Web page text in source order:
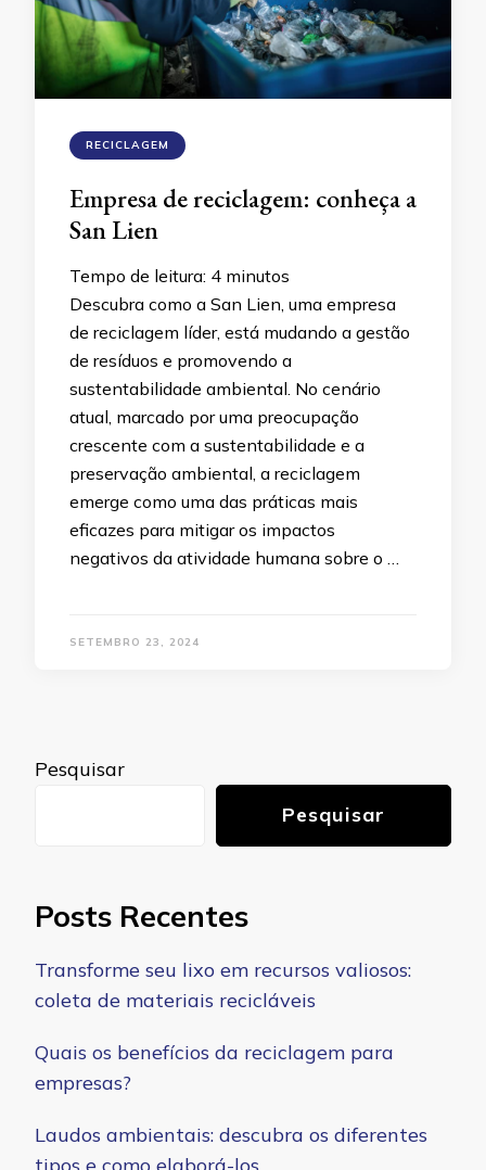
RECICLAGEM
Empresa de reciclagem: conheça a
San Lien
Tempo de leitura: 4 minutos
Descubra como a San Lien, uma empresa
de reciclagem líder, está mudando a gestão
de resíduos e promovendo a
sustentabilidade ambiental. No cenário
atual, marcado por uma preocupação
crescente com a sustentabilidade e a
preservação ambiental, a reciclagem
emerge como uma das práticas mais
eficazes para mitigar os impactos
negativos da atividade humana sobre o …
SETEMBRO 23, 2024
Pesquisar
Pesquisar
Posts Recentes
Transforme seu lixo em recursos valiosos:
coleta de materiais recicláveis
Quais os benefícios da reciclagem para
empresas?
Laudos ambientais: descubra os diferentes